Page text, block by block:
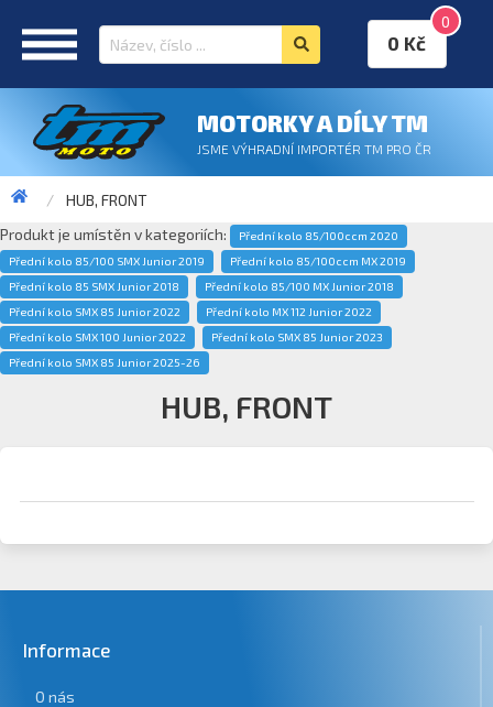
0
0 Kč
MOTORKY A DÍLY TM
JSME VÝHRADNÍ IMPORTÉR TM PRO ČR
HUB, FRONT
Produkt je umístěn v kategoriích:
Přední kolo 85/100ccm 2020
Přední kolo 85/100 SMX Junior 2019
Přední kolo 85/100ccm MX 2019
Přední kolo 85 SMX Junior 2018
Přední kolo 85/100 MX Junior 2018
Přední kolo SMX 85 Junior 2022
Přední kolo MX 112 Junior 2022
Přední kolo SMX 100 Junior 2022
Přední kolo SMX 85 Junior 2023
Přední kolo SMX 85 Junior 2025-26
HUB, FRONT
Informace
O nás